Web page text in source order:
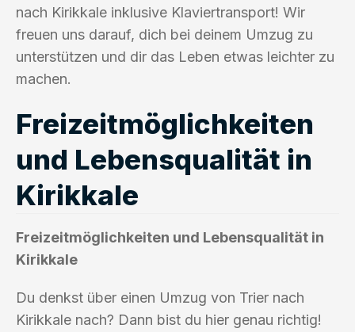
nach Kirikkale inklusive Klaviertransport! Wir
freuen uns darauf, dich bei deinem Umzug zu
unterstützen und dir das Leben etwas leichter zu
machen.
Freizeitmöglichkeiten
und Lebensqualität in
Kirikkale
Freizeitmöglichkeiten und Lebensqualität in
Kirikkale
Du denkst über einen Umzug von Trier nach
Kirikkale nach? Dann bist du hier genau richtig!